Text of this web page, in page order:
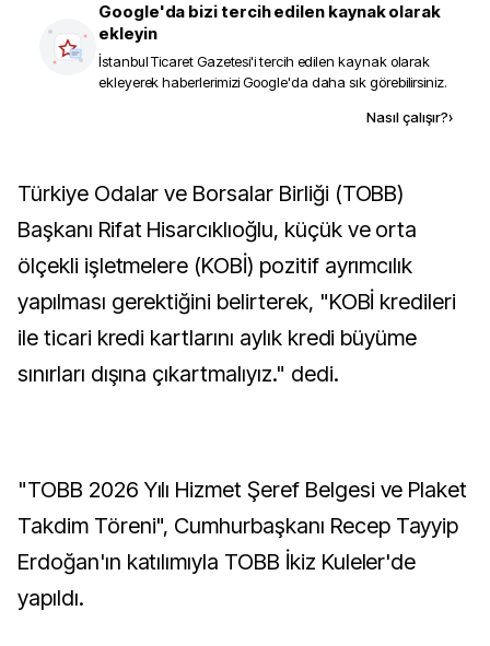
Google'da bizi tercih edilen kaynak olarak
ekleyin
İstanbul Ticaret Gazetesi'i tercih edilen kaynak olarak
ekleyerek haberlerimizi Google'da daha sık görebilirsiniz.
Nasıl çalışır?›
Türkiye Odalar ve Borsalar Birliği (TOBB)
Başkanı Rifat Hisarcıklıoğlu, küçük ve orta
ölçekli işletmelere (KOBİ) pozitif ayrımcılık
yapılması gerektiğini belirterek, "KOBİ kredileri
ile ticari kredi kartlarını aylık kredi büyüme
sınırları dışına çıkartmalıyız." dedi.
"TOBB 2026 Yılı Hizmet Şeref Belgesi ve Plaket
Takdim Töreni", Cumhurbaşkanı Recep Tayyip
Erdoğan'ın katılımıyla TOBB İkiz Kuleler'de
yapıldı.